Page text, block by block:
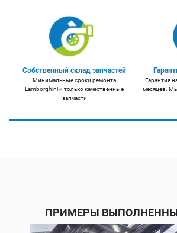
Собственный склад запчастей
Минимальные сроки ремонта
Lamborghini и только качественные
запчасти
Гарантия
месяцев.
ПРИМЕРЫ